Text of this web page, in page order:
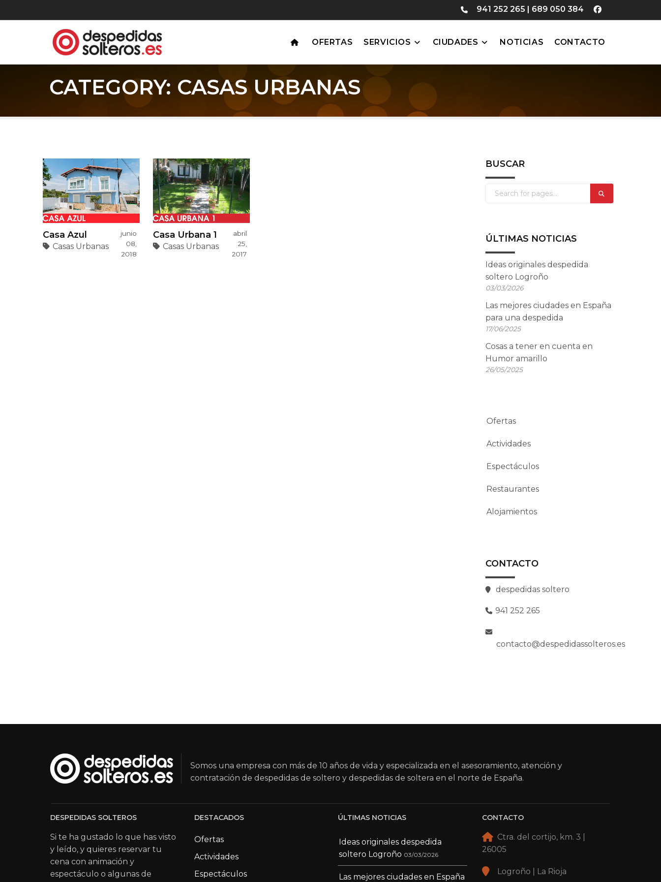
941 252 265 | 689 050 384
OFERTAS SERVICIOS CIUDADES NOTICIAS CONTACTO
CATEGORY: CASAS URBANAS
Casa Azul
Casas Urbanas
junio
08,
2018
Casa Urbana 1
Casas Urbanas
abril
25,
2017
BUSCAR
ÚLTIMAS NOTICIAS
Ideas originales despedida
soltero Logroño
03/03/2026
Las mejores ciudades en España
para una despedida
17/06/2025
Cosas a tener en cuenta en
Humor amarillo
26/05/2025
Ofertas
Actividades
Espectáculos
Restaurantes
Alojamientos
CONTACTO
despedidas soltero
941 252 265
contacto@despedidassolteros.es
Somos una empresa con más de 10 años de vida y especializada en el asesoramiento, atención y
contratación de despedidas de soltero y despedidas de soltera en el norte de España.
DESPEDIDAS SOLTEROS
Si te ha gustado lo que has visto
y leído, y quieres reservar tu
cena con animación y
espectáculo o algunas de
DESTACADOS
Ofertas
Actividades
Espectáculos
ÚLTIMAS NOTICIAS
Ideas originales despedida
soltero Logroño 03/03/2026
Las mejores ciudades en España
CONTACTO
Ctra. del cortijo, km. 3 |
26005
Logroño | La Rioja